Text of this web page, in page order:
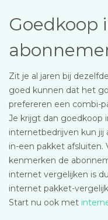
Goedkoop
Zit je al jaren bij
goed kunnen dat het
prefereren een combi-
Je krijgt dan goedkoop
internetbedrijven kun
in-een pakket afsluiten.
kenmerken de
internet vergelijken is
internet pakket-
Start nu ook met